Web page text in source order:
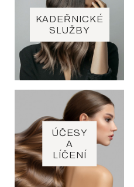
KADEŘNICKÉ
SLUŽBY
ÚČESY
A
LÍČENÍ